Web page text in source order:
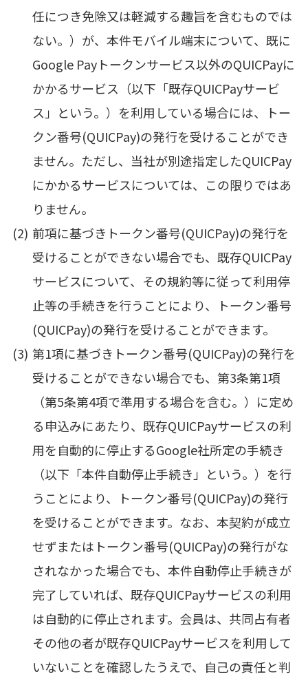
任につき免除又は軽減する趣旨を含むものでは
ない。）が、本件モバイル端末について、既に
Google Payトークンサービス以外のQUICPayに
かかるサービス（以下「既存QUICPayサービ
ス」という。）を利用している場合には、トー
クン番号(QUICPay)の発行を受けることができ
ません。ただし、当社が別途指定したQUICPay
にかかるサービスについては、この限りではあ
りません。
前項に基づきトークン番号(QUICPay)の発行を
受けることができない場合でも、既存QUICPay
サービスについて、その規約等に従って利用停
止等の手続きを行うことにより、トークン番号
(QUICPay)の発行を受けることができます。
第1項に基づきトークン番号(QUICPay)の発行を
受けることができない場合でも、第3条第1項
（第5条第4項で準用する場合を含む。）に定め
る申込みにあたり、既存QUICPayサービスの利
用を自動的に停止するGoogle社所定の手続き
（以下「本件自動停止手続き」という。）を行
うことにより、トークン番号(QUICPay)の発行
を受けることができます。なお、本契約が成立
せずまたはトークン番号(QUICPay)の発行がな
されなかった場合でも、本件自動停止手続きが
完了していれば、既存QUICPayサービスの利用
は自動的に停止されます。会員は、共同占有者
その他の者が既存QUICPayサービスを利用して
いないことを確認したうえで、自己の責任と判